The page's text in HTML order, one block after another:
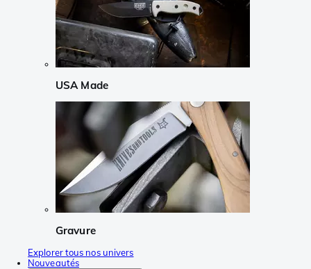
USA Made
Gravure
Explorer tous nos univers
Nouveautés